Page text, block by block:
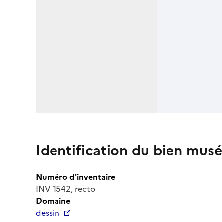
Identification du bien
Numéro d'inventaire
INV 1542, recto
Domaine
dessin